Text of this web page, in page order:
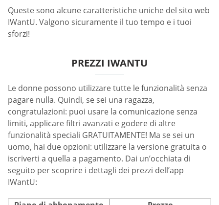
Queste sono alcune caratteristiche uniche del sito web
IWantU. Valgono sicuramente il tuo tempo e i tuoi
sforzi!
PREZZI IWANTU
Le donne possono utilizzare tutte le funzionalità senza
pagare nulla. Quindi, se sei una ragazza,
congratulazioni: puoi usare la comunicazione senza
limiti, applicare filtri avanzati e godere di altre
funzionalità speciali GRATUITAMENTE! Ma se sei un
uomo, hai due opzioni: utilizzare la versione gratuita o
iscriverti a quella a pagamento. Dai un’occhiata di
seguito per scoprire i dettagli dei prezzi dell’app
IWantU: